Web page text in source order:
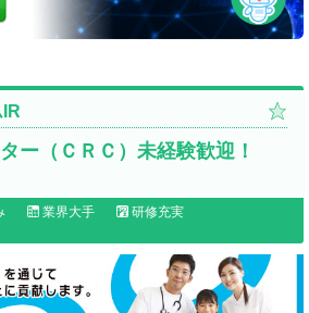
ー（ＣＲＣ）未経験歓迎！
業界大手
研修充実